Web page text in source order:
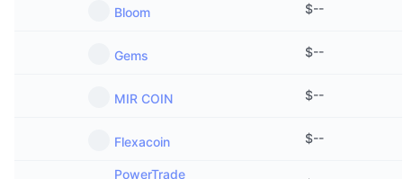
Bloom $--
Gems $--
MIR COIN $--
Flexacoin $--
PowerTrade